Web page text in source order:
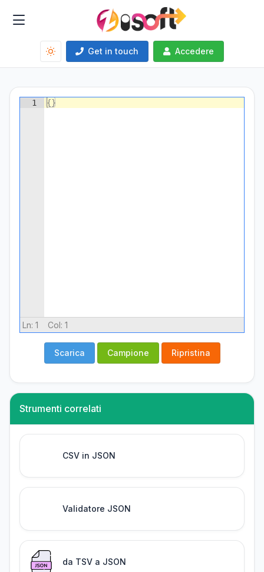
Get in touch Accedere
1 {}
Ln: 1 Col: 1
Scarica Campione Ripristina
Strumenti correlati
CSV in JSON
Validatore JSON
da TSV a JSON